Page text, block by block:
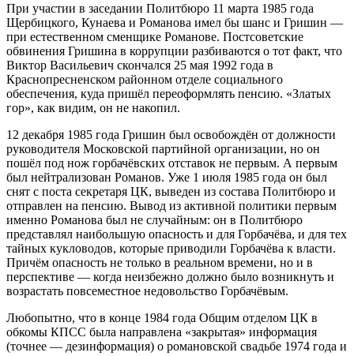
При участии в заседании Политбюро 11 марта 1985 года
Щербицкого, Кунаева и Романова имел бы шанс и Гришин —
при естественном сменщике Романове. Постсоветские
обвинения Гришина в коррупции разбиваются о тот факт, что
Виктор Васильевич скончался 25 мая 1992 года в
Краснопресненском районном отделе социального
обеспечения, куда пришёл переоформлять пенсию. «Златых
гор», как видим, он не накопил.
12 декабря 1985 года Гришин был освобождён от должности
руководителя Московской партийной организации, но он
пошёл под нож горбачёвских отставок не первым. А первым
был нейтрализован Романов. Уже 1 июля 1985 года он был
снят с поста секретаря ЦК, выведен из состава Политбюро и
отправлен на пенсию. Вывод из активной политики первым
именно Романова был не случайным: он в Политбюро
представлял наибольшую опасность и для Горбачёва, и для тех
тайных кукловодов, которые приводили Горбачёва к власти.
Причём опасность не только в реальном времени, но и в
перспективе — когда неизбежно должно было возникнуть и
возрастать повсеместное недовольство Горбачёвым.
Любопытно, что в конце 1984 года Общим отделом ЦК в
обкомы КПСС была направлена «закрытая» информация
(точнее — дезинформация) о романовской свадьбе 1974 года и